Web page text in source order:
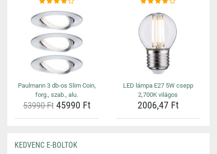
Paulmann 3 db-os Slim Coin,
forg., szab., alu.
53990 Ft45990 Ft
LED lámpa E27 5W csepp
2,700K világos
2006,47 Ft
KEDVENC E-BOLTOK